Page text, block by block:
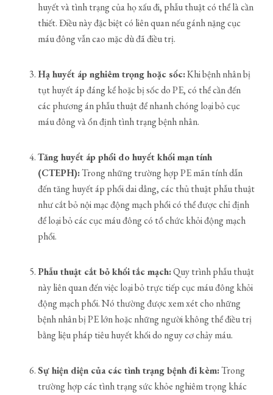
huyết và tình trạng của họ xấu đi, phẫu thuật có thể là cần
thiết. Điều này đặc biệt có liên quan nếu gánh nặng cục
máu đông vẫn cao mặc dù đã điều trị.
Hạ huyết áp nghiêm trọng hoặc sốc:Khi bệnh nhân bị
tụt huyết áp đáng kể hoặc bị sốc do PE, có thể cần đến
các phương án phẫu thuật để nhanh chóng loại bỏ cục
máu đông và ổn định tình trạng bệnh nhân.
Tăng huyết áp phổi do huyết khối mạn tính
(CTEPH):Trong những trường hợp PE mãn tính dẫn
đến tăng huyết áp phổi dai dẳng, các thủ thuật phẫu thuật
như cắt bỏ nội mạc động mạch phổi có thể được chỉ định
để loại bỏ các cục máu đông có tổ chức khỏi động mạch
phổi.
Phẫu thuật cắt bỏ khối tắc mạch:Quy trình phẫu thuật
này liên quan đến việc loại bỏ trực tiếp cục máu đông khỏi
động mạch phổi. Nó thường được xem xét cho những
bệnh nhân bị PE lớn hoặc những người không thể điều trị
bằng liệu pháp tiêu huyết khối do nguy cơ chảy máu.
Sự hiện diện của các tình trạng bệnh đi kèm:Trong
trường hợp các tình trạng sức khỏe nghiêm trọng khác